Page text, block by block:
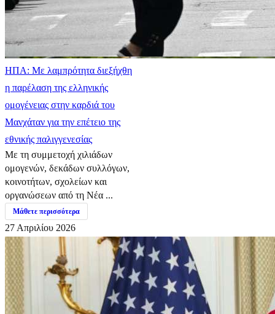
ΗΠΑ: Με λαμπρότητα διεξήχθη
η παρέλαση της ελληνικής
ομογένειας στην καρδιά του
Μανχάταν για την επέτειο της
εθνικής παλιγγενεσίας
Με τη συμμετοχή χιλιάδων
ομογενών, δεκάδων συλλόγων,
κοινοτήτων, σχολείων και
οργανώσεων από τη Νέα ...
Μάθετε περισσότερα
27 Απριλίου 2026